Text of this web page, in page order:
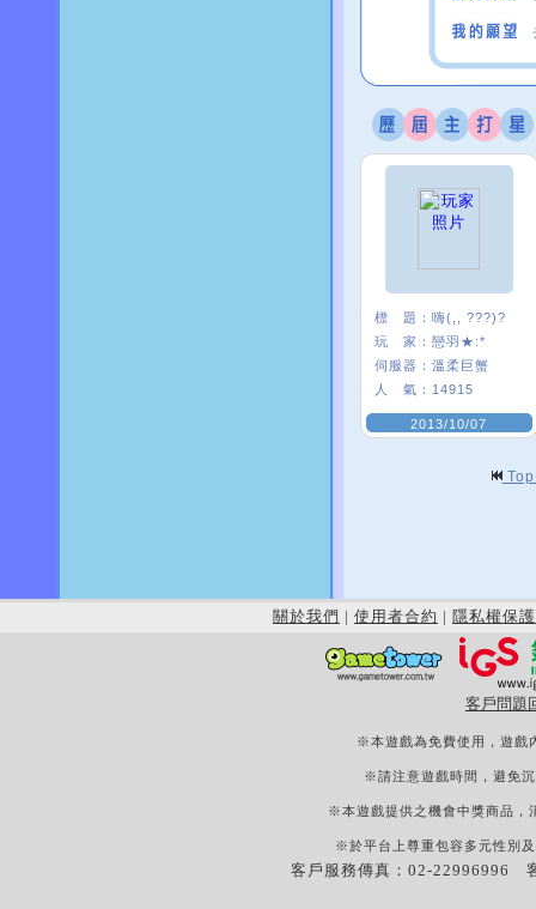
標 題： 嗨(,, ???)?
玩 家： 戀羽★:*
伺服器： 溫柔巨蟹
人 氣： 14915
2013/10/07
關於我們 | 使用者合約 | 隱私權保護
客戶問題
※本遊戲為免費使用，遊戲
※請注意遊戲時間，避免
※本遊戲提供之機會中獎商品，
※於平台上尊重包容多元性別
客戶服務傳真：02-22996996